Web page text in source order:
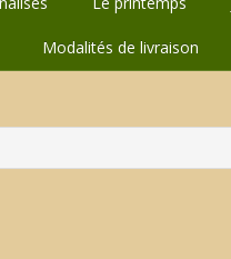
Modalités de livraison